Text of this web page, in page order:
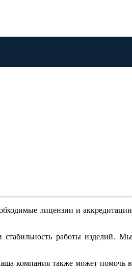
лицензии и аккредитации
стабильность работы изделий. Мы
компания также может помочь в